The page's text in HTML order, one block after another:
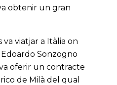
obtenir un gran
va viatjar a Itàlia on
Sonzogno
oferir un contracte
de Milà del qual